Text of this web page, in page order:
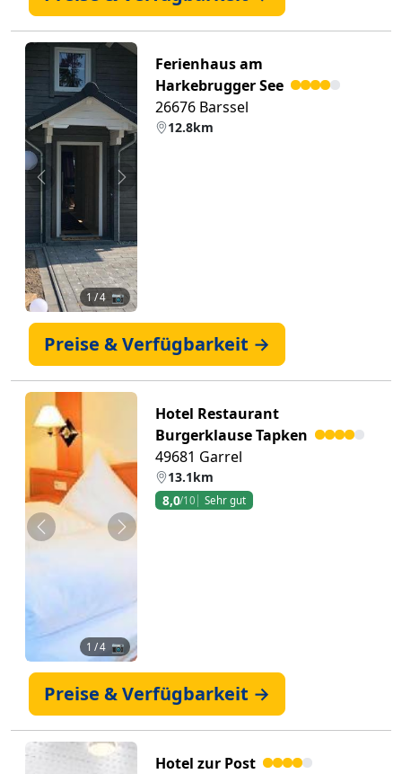
Zurück Weiter
1 / 4 📷
Ferienhaus am
Harkebrugger See
26676 Barssel
12.8km
Preise & Verfügbarkeit →
Zurück Weiter
1 / 4 📷
Hotel Restaurant
Burgerklause Tapken
49681 Garrel
13.1km
8,0/10 Sehr gut
Preise & Verfügbarkeit →
Hotel zur Post